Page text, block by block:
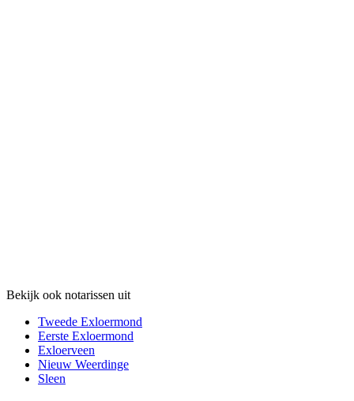
Bekijk ook notarissen uit
Tweede Exloermond
Eerste Exloermond
Exloerveen
Nieuw Weerdinge
Sleen